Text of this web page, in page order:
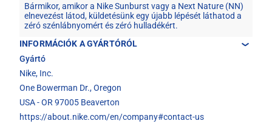
Bármikor, amikor a Nike Sunburst vagy a Next Nature (NN)
elnevezést látod, küldetésünk egy újabb lépését láthatod a
zéró szénlábnyomért és zéró hulladékért.
INFORMÁCIÓK A GYÁRTÓRÓL
Gyártó
Nike, Inc.
One Bowerman Dr., Oregon
USA - OR 97005 Beaverton
https://about.nike.com/en/company#contact-us